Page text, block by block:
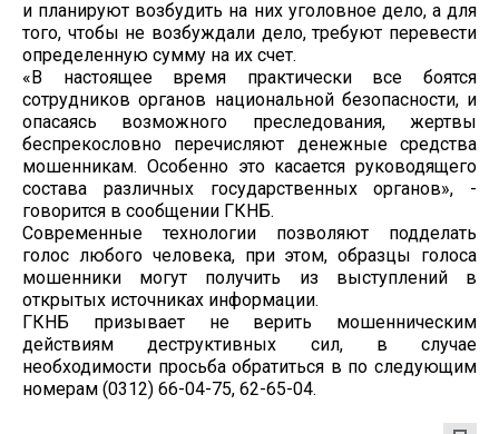
и планируют возбудить на них уголовное дело, а для
того, чтобы не возбуждали дело, требуют перевести
определенную сумму на их счет.
«В настоящее время практически все боятся
сотрудников органов национальной безопасности, и
опасаясь возможного преследования, жертвы
беспрекословно перечисляют денежные средства
мошенникам. Особенно это касается руководящего
состава различных государственных органов», -
говорится в сообщении ГКНБ.
Современные технологии позволяют подделать
голос любого человека, при этом, образцы голоса
мошенники могут получить из выступлений в
открытых источниках информации.
ГКНБ призывает не верить мошенническим
действиям деструктивных сил, в случае
необходимости просьба обратиться в по следующим
номерам (0312) 66-04-75, 62-65-04.